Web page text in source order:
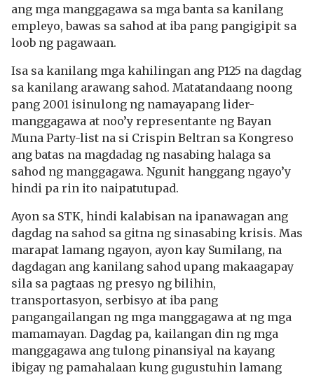
ang mga manggagawa sa mga banta sa kanilang
empleyo, bawas sa sahod at iba pang pangigipit sa
loob ng pagawaan.
Isa sa kanilang mga kahilingan ang P125 na dagdag
sa kanilang arawang sahod. Matatandaang noong
pang 2001 isinulong ng namayapang lider-
manggagawa at noo’y representante ng Bayan
Muna Party-list na si Crispin Beltran sa Kongreso
ang batas na magdadag ng nasabing halaga sa
sahod ng manggagawa. Ngunit hanggang ngayo’y
hindi pa rin ito naipatutupad.
Ayon sa STK, hindi kalabisan na ipanawagan ang
dagdag na sahod sa gitna ng sinasabing krisis. Mas
marapat lamang ngayon, ayon kay Sumilang, na
dagdagan ang kanilang sahod upang makaagapay
sila sa pagtaas ng presyo ng bilihin,
transportasyon, serbisyo at iba pang
pangangailangan ng mga manggagawa at ng mga
mamamayan. Dagdag pa, kailangan din ng mga
manggagawa ang tulong pinansiyal na kayang
ibigay ng pamahalaan kung gugustuhin lamang